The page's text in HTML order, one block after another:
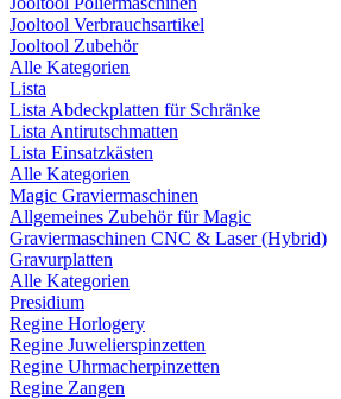
Jooltool Verbrauchsartikel
Jooltool Zubehör
Alle Kategorien
Lista
Lista Abdeckplatten für Schränke
Lista Antirutschmatten
Lista Einsatzkästen
Alle Kategorien
Magic Graviermaschinen
Allgemeines Zubehör für Magic
Graviermaschinen CNC & Laser (Hybrid)
Gravurplatten
Alle Kategorien
Presidium
Regine Horlogery
Regine Juwelierspinzetten
Regine Uhrmacherpinzetten
Regine Zangen